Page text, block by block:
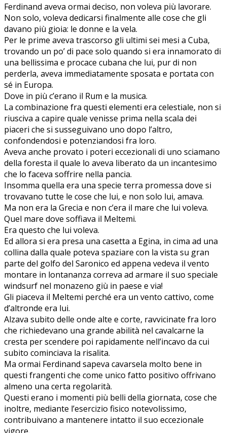
Ferdinand aveva ormai deciso, non voleva più lavorare.
Non solo, voleva dedicarsi finalmente alle cose che gli
davano più gioia: le donne e la vela.
Per le prime aveva trascorso gli ultimi sei mesi a Cuba,
trovando un po’ di pace solo quando si era innamorato di
una bellissima e procace cubana che lui, pur di non
perderla, aveva immediatamente sposata e portata con
sé in Europa.
Dove in più c’erano il Rum e la musica.
La combinazione fra questi elementi era celestiale, non si
riusciva a capire quale venisse prima nella scala dei
piaceri che si susseguivano uno dopo l’altro,
confondendosi e potenziandosi fra loro.
Aveva anche provato i poteri eccezionali di uno sciamano
della foresta il quale lo aveva liberato da un incantesimo
che lo faceva soffrire nella pancia.
Insomma quella era una specie terra promessa dove si
trovavano tutte le cose che lui, e non solo lui, amava.
Ma non era la Grecia e non c’era il mare che lui voleva.
Quel mare dove soffiava il Meltemi.
Era questo che lui voleva.
Ed allora si era presa una casetta a Egina, in cima ad una
collina dalla quale poteva spaziare con la vista su gran
parte del golfo del Saronico ed appena vedeva il vento
montare in lontananza correva ad armare il suo speciale
windsurf nel monazeno giù in paese e via!
Gli piaceva il Meltemi perché era un vento cattivo, come
d’altronde era lui.
Alzava subito delle onde alte e corte, ravvicinate fra loro
che richiedevano una grande abilità nel cavalcarne la
cresta per scendere poi rapidamente nell’incavo da cui
subito cominciava la risalita.
Ma ormai Ferdinand sapeva cavarsela molto bene in
questi frangenti che come unico fatto positivo offrivano
almeno una certa regolarità.
Questi erano i momenti più belli della giornata, cose che
inoltre, mediante l’esercizio fisico notevolissimo,
contribuivano a mantenere intatto il suo eccezionale